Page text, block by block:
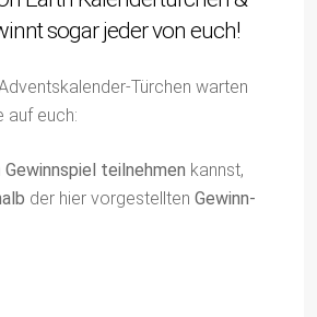
sogar jeder von euch!
Türchen warten
auf euch:
Gewinnspiel teilnehmen kannst,
der hier vorgestellten Gewinn-